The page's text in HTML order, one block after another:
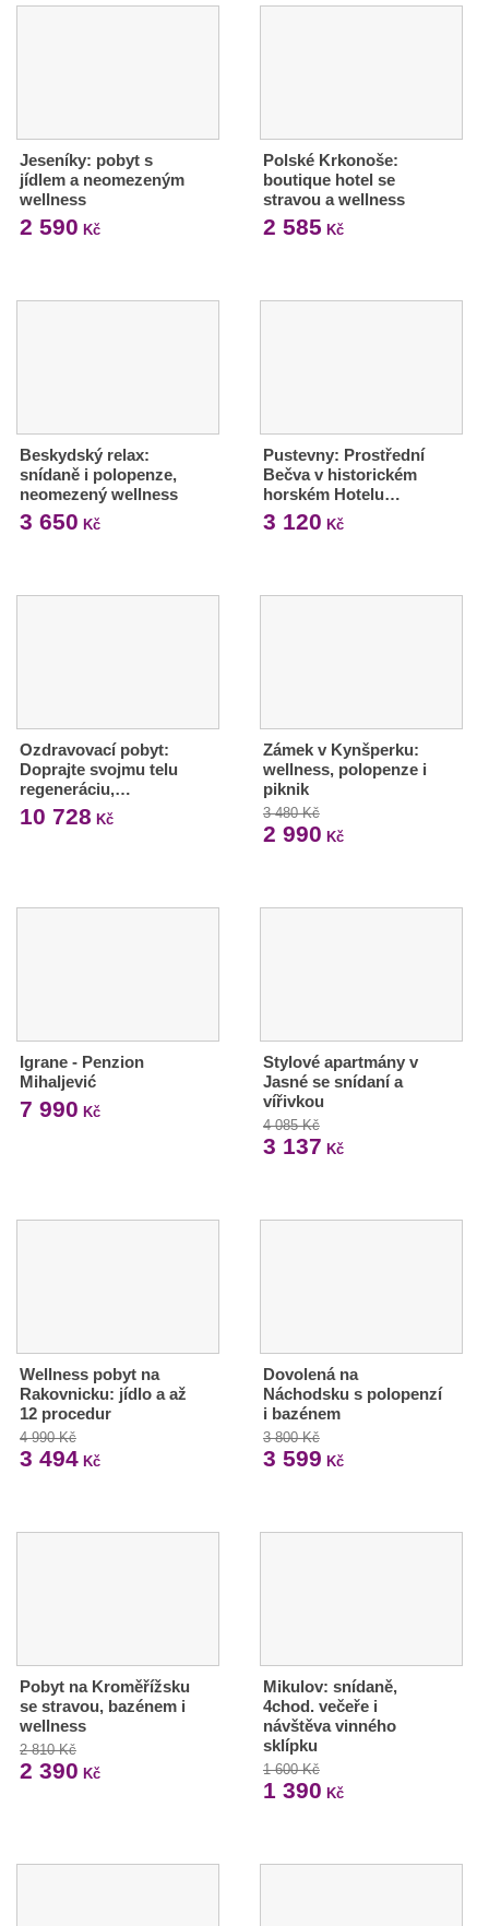
Jeseníky: pobyt s
jídlem a neomezeným
wellness
2 590 Kč
Polské Krkonoše:
boutique hotel se
stravou a wellness
2 585 Kč
Beskydský relax:
snídaně i polopenze,
neomezený wellness
3 650 Kč
Pustevny: Prostřední
Bečva v historickém
horském Hotelu…
3 120 Kč
Ozdravovací pobyt:
Doprajte svojmu telu
regeneráciu,…
10 728 Kč
Zámek v Kynšperku:
wellness, polopenze i
piknik
3 480 Kč
2 990 Kč
Igrane - Penzion
Mihaljević
7 990 Kč
Stylové apartmány v
Jasné se snídaní a
vířivkou
4 085 Kč
3 137 Kč
Wellness pobyt na
Rakovnicku: jídlo a až
12 procedur
4 990 Kč
3 494 Kč
Dovolená na
Náchodsku s polopenzí
i bazénem
3 800 Kč
3 599 Kč
Pobyt na Kroměřížsku
se stravou, bazénem i
wellness
2 810 Kč
2 390 Kč
Mikulov: snídaně,
4chod. večeře i
návštěva vinného
sklípku
1 600 Kč
1 390 Kč